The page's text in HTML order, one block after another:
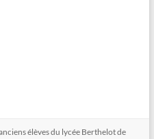
élèves du lycée Berthelot de